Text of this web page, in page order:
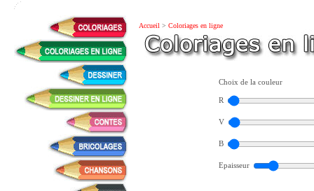
Accueil > Coloriages en ligne
Choix de la couleur
R
V
B
Epaisseur